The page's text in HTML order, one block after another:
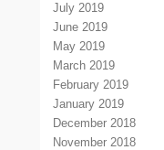
July 2019
June 2019
May 2019
March 2019
February 2019
January 2019
December 2018
November 2018